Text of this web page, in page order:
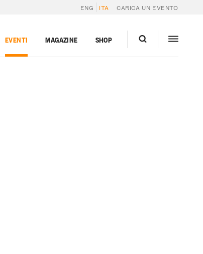
ENG ITA CARICA UN EVENTO
EVENTI MAGAZINE SHOP